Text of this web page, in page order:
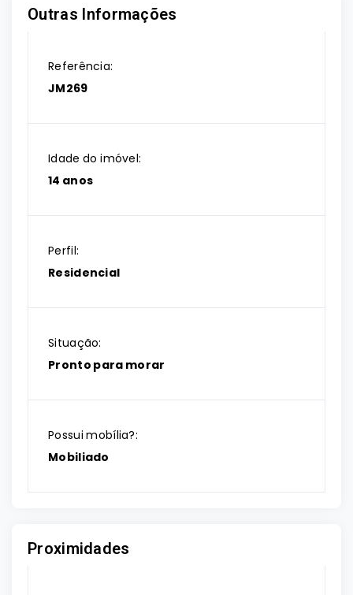
Outras Informações
Referência:
JM269
Idade do imóvel:
14 anos
Perfil:
Residencial
Situação:
Pronto para morar
Possui mobília?:
Mobiliado
Proximidades